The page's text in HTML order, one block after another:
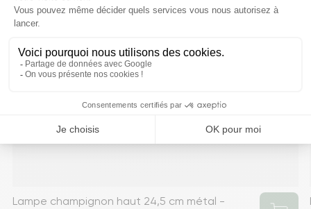
Lampe champignon haut 24,5 cm métal -